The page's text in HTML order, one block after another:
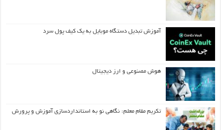
آموزش تبدیل دستگاه موبایل به یک کیف‌ پول سرد
هوش مصنوعی و ارز دیجیتال
تکریم مقام معلم: نگاهی نو به استانداردسازی آموزش و پرورش